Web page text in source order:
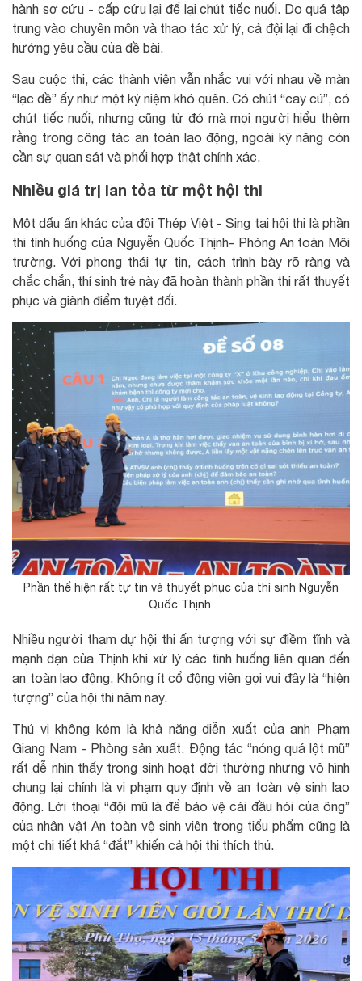
hành sơ cứu - cấp cứu lại để lại chút tiếc nuối. Do quá tập
trung vào chuyên môn và thao tác xử lý, cả đội lại đi chệch
hướng yêu cầu của đề bài.
Sau cuộc thi, các thành viên vẫn nhắc vui với nhau về màn
“lạc đề” ấy như một kỷ niệm khó quên. Có chút “cay cú”, có
chút tiếc nuối, nhưng cũng từ đó mà mọi người hiểu thêm
rằng trong công tác an toàn lao động, ngoài kỹ năng còn
cần sự quan sát và phối hợp thật chính xác.
Nhiều giá trị lan tỏa từ một hội thi
Một dấu ấn khác của đội Thép Việt - Sing tại hội thi là phần
thi tình huống của Nguyễn Quốc Thịnh- Phòng An toàn Môi
trường. Với phong thái tự tin, cách trình bày rõ ràng và
chắc chắn, thí sinh trẻ này đã hoàn thành phần thi rất thuyết
phục và giành điểm tuyệt đối.
Phần thể hiện rất tự tin và thuyết phục của thí sinh Nguyễn
Quốc Thịnh
Nhiều người tham dự hội thi ấn tượng với sự điềm tĩnh và
mạnh dạn của Thịnh khi xử lý các tình huống liên quan đến
an toàn lao động. Không ít cổ động viên gọi vui đây là “hiện
tượng” của hội thi năm nay.
Thú vị không kém là khả năng diễn xuất của anh Phạm
Giang Nam - Phòng sản xuất. Động tác “nóng quá lột mũ”
rất dễ nhìn thấy trong sinh hoạt đời thường nhưng vô hình
chung lại chính là vi phạm quy định về an toàn vệ sinh lao
động. Lời thoại “đội mũ là để bảo vệ cái đầu hói của ông”
của nhân vật An toàn vệ sinh viên trong tiểu phẩm cũng là
một chi tiết khá “đắt” khiến cả hội thi thích thú.